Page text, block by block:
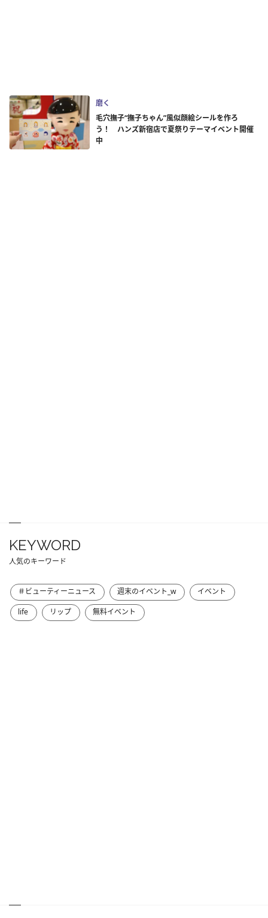
磨く
毛穴撫子“撫子ちゃん”風似顔絵シールを作ろ
う！ ハンズ新宿店で夏祭りテーマイベント開催
中
KEYWORD
人気のキーワード
＃ビューティーニュース 週末のイベント_w
イベント
life
リップ 無料イベント